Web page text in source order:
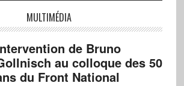
MULTIMÉDIA
de Bruno
au colloque des 50
du Front National